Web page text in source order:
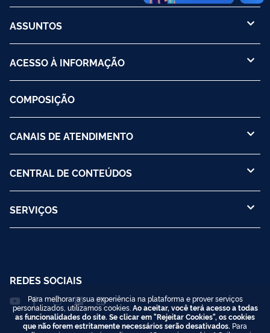
ASSUNTOS
ACESSO À INFORMAÇÃO
COMPOSIÇÃO
CANAIS DE ATENDIMENTO
CENTRAL DE CONTEÚDOS
SERVIÇOS
REDES SOCIAIS
Para melhorar a sua experiência na plataforma e prover serviços
personalizados, utilizamos cookies. Ao aceitar, você terá acesso a todas
as funcionalidades do site. Se clicar em "Rejeitar Cookies", os cookies
que não forem estritamente necessários serão desativados. Para